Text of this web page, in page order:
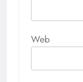
Web